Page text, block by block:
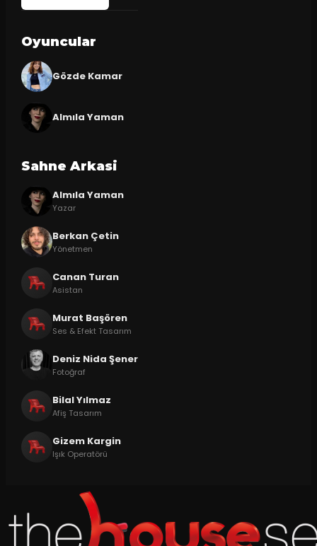
Oyuncular
Gözde Kamar
Almıla Yaman
Sahne Arkasi
Almıla Yaman
Yazar
Berkan Çetin
Yönetmen
Canan Turan
Asistan
Murat Başören
Ses & Efekt Tasarım
Deniz Nida Şener
Fotoğraf
Bilal Yılmaz
Afiş Tasarım
Gizem Kargin
Işık Operatörü